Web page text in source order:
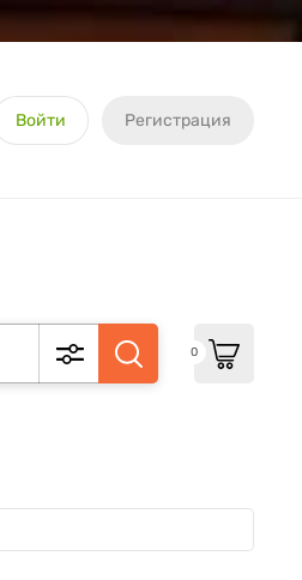
Войти Регистрация
0